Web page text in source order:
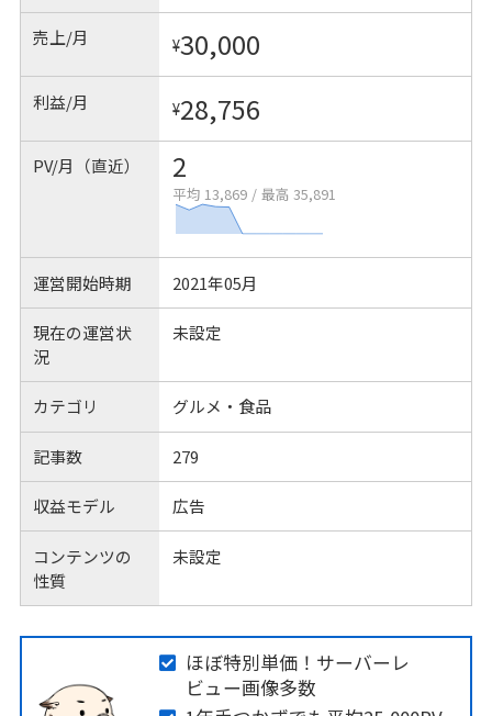
売上/月 ¥30,000
利益/月 ¥28,756
PV/月（直近） 2
平均 13,869 / 最高 35,891
運営開始時期 2021年05月
現在の運営状
況
未設定
カテゴリ グルメ・食品
記事数 279
収益モデル 広告
コンテンツの
性質
未設定
ほぼ特別単価！サーバーレ
ビュー画像多数